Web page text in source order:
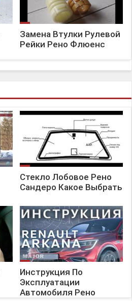
Замена Втулки Рулевой
Рейки Рено Флюенс
Стекло Лобовое Рено
Сандеро Какое Выбрать
Инструкция По
Эксплуатации
Автомобиля Рено